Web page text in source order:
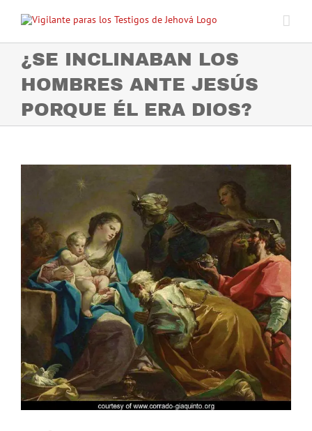
content
¿SE INCLINABAN LOS
HOMBRES ANTE JESÚS
PORQUE ÉL ERA DIOS?
View